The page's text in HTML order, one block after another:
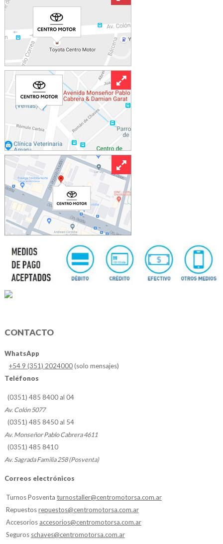
CONTACTO
WhatsApp
+54 9 (351) 2024000(solo mensajes)
Teléfonos
(0351) 485 8400 al 04
Av. Colón 5077
(0351) 485 8450 al 54
Av. Monseñor Pablo Cabrera 4611
(0351) 485 8410
Av. Sagrada Familia 258 (Posventa)
Correos electrónicos
Turnos Posventa turnostaller@centromotorsa.com.ar
Repuestosrepuestos@centromotorsa.com.ar
Accesorios accesorios@centromotorsa.com.ar
Seguros schaves@centromotorsa.com.ar